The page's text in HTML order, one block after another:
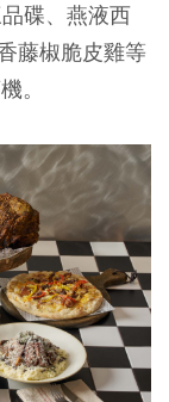
碟、燕液西
藤椒脆皮雞等
。